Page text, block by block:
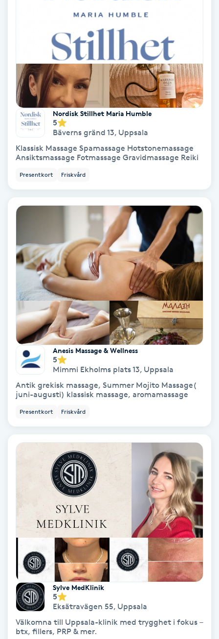
Torr hårbotten
Torrborstning
Triggerpunktsmassage
Trådning
Träning
Vaccination
Vampyrbehandling
Vaxning
Vaxning brasiliansk
Veterinär
Yoga Nidra
Yogamassage
Zonterapi
Nordisk Stillhet Maria Humble
5
Bäverns gränd 13, Uppsala
Klassisk Massage Spamassage Hotstonemassage
Ansiktsmassage Fotmassage Gravidmassage Reiki
Presentkort Friskvård
Anesis Massage & Wellness
5
Mimmi Ekholms plats 13, Uppsala
Antik grekisk massage, Summer Mojito Massage(
juni-augusti) klassisk massage, aromamassage
Presentkort Friskvård
Sylve MedKlinik
5
Eksätravägen 55, Uppsala
Välkomna till Uppsala-klinik med trygghet i fokus –
btx, fillers, PRP & mer.